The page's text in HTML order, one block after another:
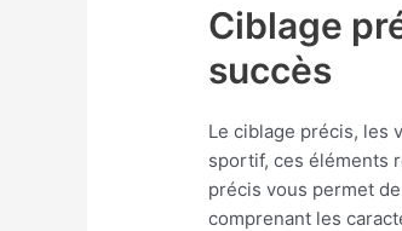
Ciblage
succès
Le ciblage précis, les
sportif, ces éléments
précis vous permet
comprenant les